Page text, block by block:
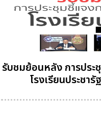
รับชมย้อนหลัง การประ
โรงเรียนประชา